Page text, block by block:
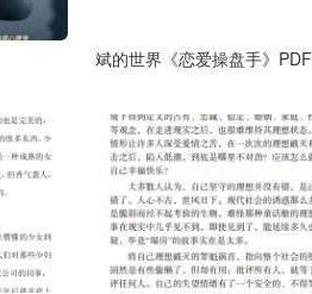
斌的世界《恋爱操盘手》PDF